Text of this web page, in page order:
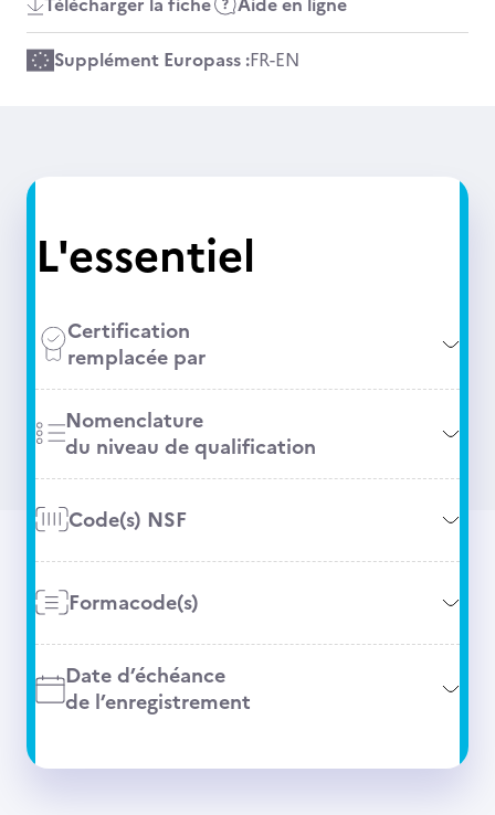
Supplément Europass :FR-EN
L'essentiel
Certification
remplacée par
Nomenclature
du niveau de qualification
Code(s) NSF
Formacode(s)
Date d’échéance
de l’enregistrement